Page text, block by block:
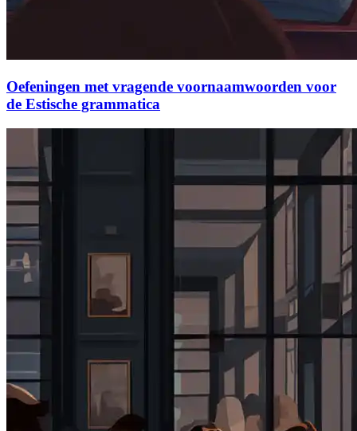
Oefeningen met vragende voornaamwoorden voor
de Estische grammatica